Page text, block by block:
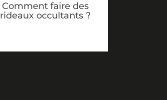
Comment faire des
rideaux occultants ?